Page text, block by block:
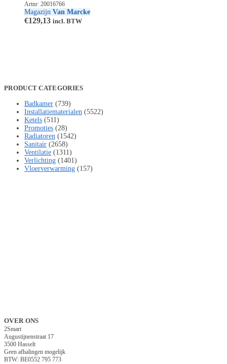
Artnr: 20016766
Magazijn Van Marcke
€129,13 incl. BTW
PRODUCT CATEGORIES
Badkamer (739)
Installatiematerialen (5522)
Ketels (511)
Promoties (28)
Radiatoren (1542)
Sanitair (2658)
Ventilatie (1311)
Verlichting (1401)
Vloerverwarming (157)
OVER ONS
2Smart
Augustijnenstraat 17
3500 Hasselt
Geen afhalingen mogelijk
BTW: BE0552 795 773